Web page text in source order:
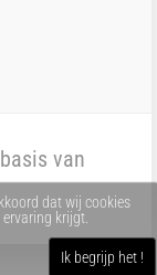
van
dat wij cookies
krijgt.
Ik begrijp het !